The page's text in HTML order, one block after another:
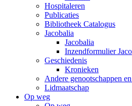
Hospitaleren
Publicaties
Bibliotheek Catalogus
Jacobalia
Jacobalia
Inzendformulier
Geschiedenis
Kronieken
Andere genootschappen en
Lidmaatschap
Op weg